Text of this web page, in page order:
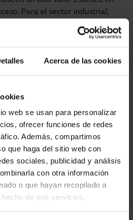
Acerca de las cookies
web se usan para personalizar
ofrecer funciones de redes
Además, compartimos
que haga del sitio web con
sociales, publicidad y análisis
con otra información
o que hayan recopilado a
de sus servicios.
Para el sector industrial,
líneas de producción
Pueden ser fabricadas en acero
: Concebidas para huecos
dimensiones. Sin duda alguna,
solución ideal para ubicaciones
y maquinaria móvil.
industriales, Manusadiseña,
que dan gran resultado en